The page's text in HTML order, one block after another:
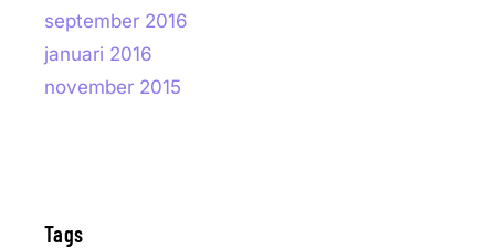
september 2016
januari 2016
november 2015
Tags